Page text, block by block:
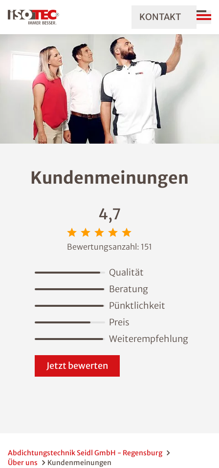
KONTAKT
Kundenmeinungen
4,7
Bewertungsanzahl: 151
Qualität
Beratung
Pünktlichkeit
Preis
Weiterempfehlung
Jetzt bewerten
Abdichtungstechnik Seidl GmbH - Regensburg
Über uns
Kundenmeinungen